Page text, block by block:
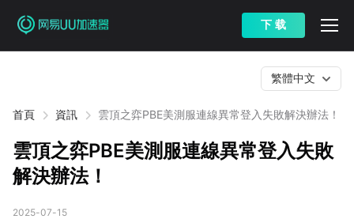
下 载
首頁 資訊 雲頂之弈PBE美測服連線異常登入失敗解決辦法！
繁體中文
雲頂之弈PBE美測服連線異常登入失敗
解決辦法！
2025-07-15